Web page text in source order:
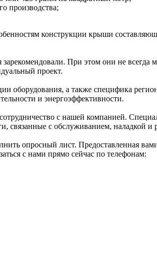
производства;
конструкции крыши
При этом они не всегда
проект.
оборудования, а также специфика
и энергоэффективности.
с нашей компанией.
связанные с обслуживанием, наладкой и
опросный лист. Предоставленная
с нами прямо сейчас по телефонам: